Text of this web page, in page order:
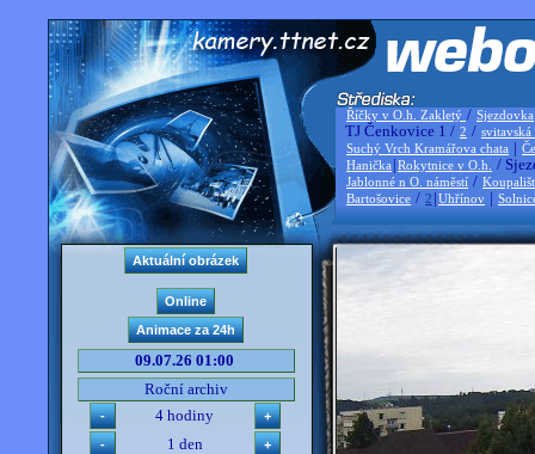
Říčky v O.h. Zakletý / Sjezdovka
TJ Čenkovice 1 / 2 / svitavská
Suchý Vrch Kramářova chata |
Hanička |Rokytnice v O.h. /
Jablonné n O. náměstí /
Bartošovice / 2 |Uhřínov |
09.07.26 01:00
Roční archiv
4 hodiny
1 den